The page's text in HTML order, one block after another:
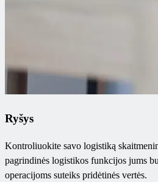
Ryšys
Kontroliuokite savo logistiką
pagrindinės logistikos funkcijos jums
operacijoms suteiks pridėtinės vertės.